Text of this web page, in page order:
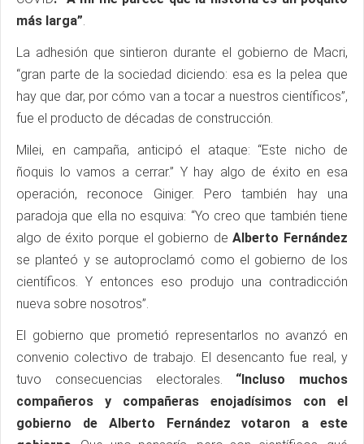
más larga”.
La adhesión que sintieron durante el gobierno de Macri,
“gran parte de la sociedad diciendo: esa es la pelea que
hay que dar, por cómo van a tocar a nuestros científicos”,
fue el producto de décadas de construcción.
Milei, en campaña, anticipó el ataque: “Este nicho de
ñoquis lo vamos a cerrar.” Y hay algo de éxito en esa
operación, reconoce Giniger. Pero también hay una
paradoja que ella no esquiva: “Yo creo que también tiene
algo de éxito porque el gobierno deAlberto Fernández
se planteó y se autoproclamó como el gobierno de los
científicos. Y entonces eso produjo una contradicción
nueva sobre nosotros”.
El gobierno que prometió representarlos no avanzó en
convenio colectivo de trabajo. El desencanto fue real, y
tuvo consecuencias electorales. “Incluso muchos
compañeros y compañeras enojadísimos con el
gobierno de Alberto Fernández votaron a este